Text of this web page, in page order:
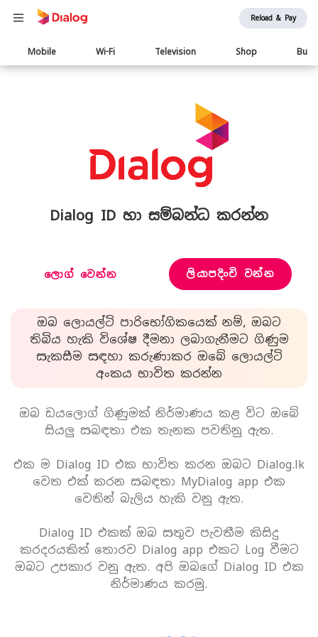
Reload & Pay
Main
navigation
Mobile Wi-Fi Television Shop
Dialog ID හා සම්බන්ධ කරන්න
ලොග් වෙන්න ලියාපදිංචි වන්න
ඔබ ලොයල්ටි පාරිභෝගිකයෙක් නම්, ඔබට
තිබිය හැකි විශේෂ දීමනා ලබාගැනීමට ගිණුම
සැකසීම සඳහා කරුණාකර ඔබේ ලොයල්ටි
අංකය භාවිත කරන්න
ඔබ ඩයලොග් ගිණුමක් නිර්මාණය කළ විට ඔබේ
සියලු සබඳතා එක තැනක පවතිනු ඇත.
එක ම Dialog ID එක භාවිත කරන ඔබට Dialog.lk
වෙත එක් කරන සබඳතා MyDialog app එක
වෙතින් බැලිය හැකි වනු ඇත.
Dialog ID එකක් ඔබ සතුව පැවතීම කිසිදු
කරදරයකිත් තොරව Dialog app එකට Log වීමට
ඔබට උපකාර වනු ඇත. අපි ඔබගේ Dialog ID එක
නිර්මාණය කරමු.